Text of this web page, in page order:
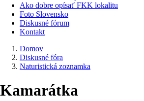
Ako dobre opísať FKK lokalitu
Foto Slovensko
Diskusné fórum
Kontakt
Omrvinka
Domov
Diskusné fóra
Naturistická zoznamka
Kamarátka